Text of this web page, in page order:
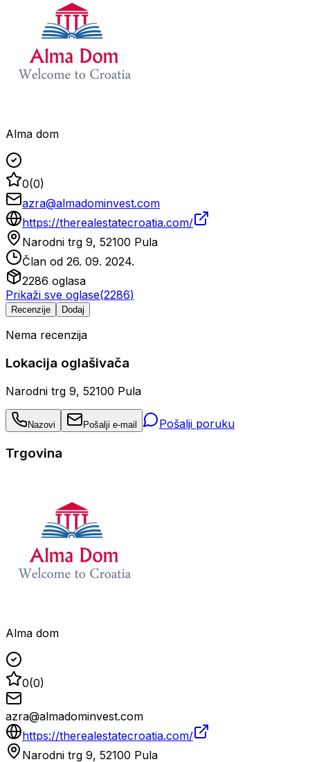
Alma dom
0(0)
azra@almadominvest.com
https://therealestatecroatia.com/
Narodni trg 9, 52100 Pula
Član od 26. 09. 2024.
2286 oglasa
Prikaži sve oglase(2286)
Recenzije Dodaj
Nema recenzija
Lokacija oglašivača
Narodni trg 9, 52100 Pula
Nazovi Pošalji e-mail Pošalji poruku
Trgovina
Alma dom
0(0)
azra@almadominvest.com
https://therealestatecroatia.com/
Narodni trg 9, 52100 Pula